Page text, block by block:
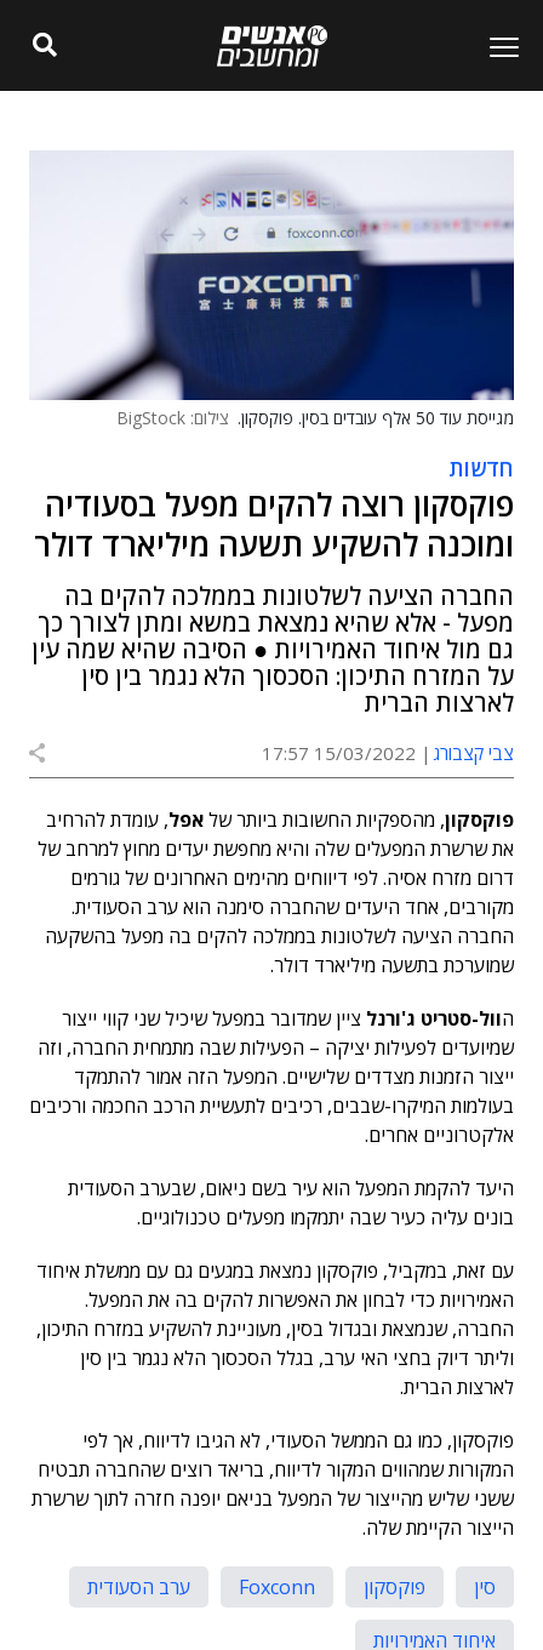
מגייסת עוד 50 אלף עובדים בסין. פוקסקון. צילום: BigStock
חדשות
פוקסקון רוצה להקים מפעל בסעודיה
ומוכנה להשקיע תשעה מיליארד דולר
החברה הציעה לשלטונות בממלכה להקים בה
מפעל - אלא שהיא נמצאת במשא ומתן לצורך כך
גם מול איחוד האמירויות ● הסיבה שהיא שמה עין
על המזרח התיכון: הסכסוך הלא נגמר בין סין
לארצות הברית
צבי קצבורג 15/03/2022 17:57
פוקסקון, מהספקיות החשובות ביותר שלאפל, עומדת להרחיב
את שרשרת המפעלים שלה והיא מחפשת יעדים מחוץ למרחב של
דרום מזרח אסיה. לפי דיווחים מהימים האחרונים של גורמים
מקורבים, אחד היעדים שהחברה סימנה הוא ערב הסעודית.
החברה הציעה לשלטונות בממלכה להקים בה מפעל בהשקעה
שמוערכת בתשעה מיליארד דולר.
הוול-סטריט ג'ורנל ציין שמדובר במפעל שיכיל שני קווי ייצור
שמיועדים לפעילות יציקה – הפעילות שבה מתמחית החברה, וזה
ייצור הזמנות מצדדים שלישיים. המפעל הזה אמור להתמקד
בעולמות המיקרו-שבבים, רכיבים לתעשיית הרכב החכמה ורכיבים
אלקטרוניים אחרים.
היעד להקמת המפעל הוא עיר בשם ניאום, שבערב הסעודית
בונים עליה כעיר שבה יתמקמו מפעלים טכנולוגיים.
עם זאת, במקביל, פוקסקון נמצאת במגעים גם עם ממשלת איחוד
האמירויות כדי לבחון את האפשרות להקים בה את המפעל.
החברה, שנמצאת ובגדול בסין, מעוניינת להשקיע במזרח התיכון,
וליתר דיוק בחצי האי ערב, בגלל הסכסוך הלא נגמר בין סין
לארצות הברית.
פוקסקון, כמו גם הממשל הסעודי, לא הגיבו לדיווח, אך לפי
המקורות שמהווים המקור לדיווח, בריאד רוצים שהחברה תבטיח
ששני שליש מהייצור של המפעל בניאם יופנה חזרה לתוך שרשרת
הייצור הקיימת שלה.
סין פוקסקון Foxconn
ערב הסעודית
איחוד האמירויות